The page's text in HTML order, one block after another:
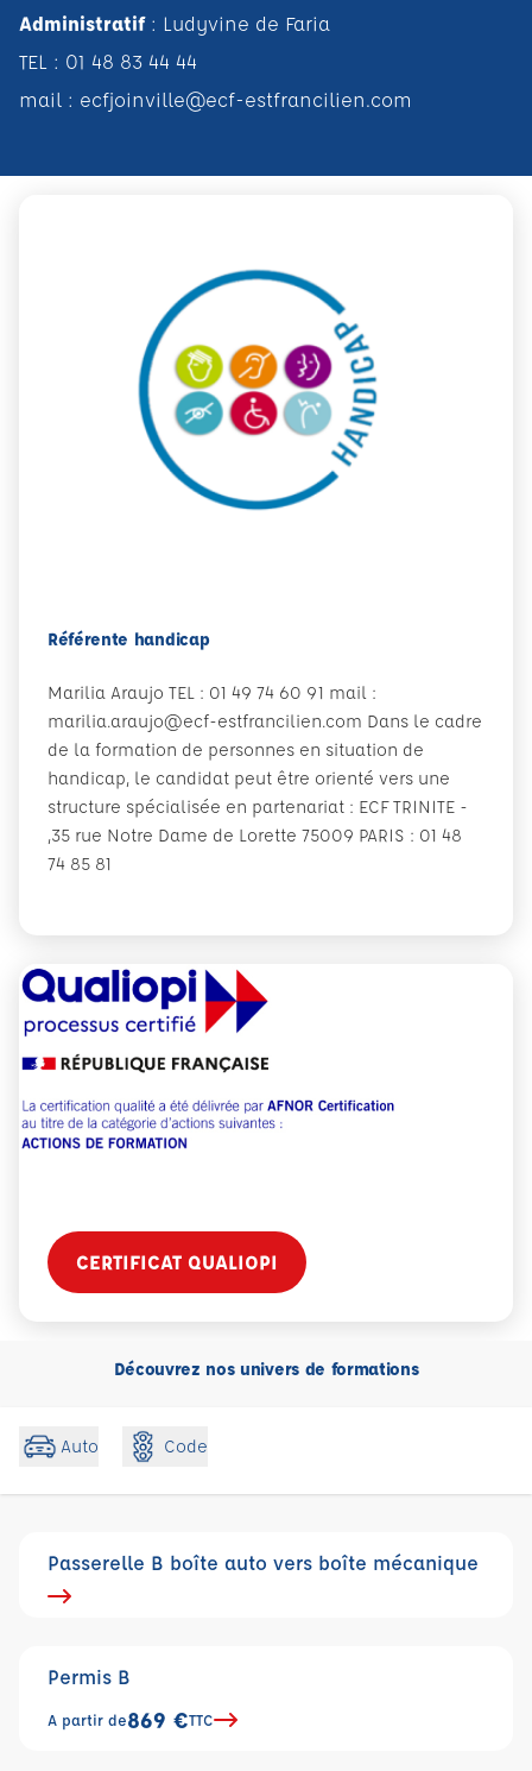
Administratif : Ludyvine de Faria
TEL : 01 48 83 44 44
mail : ecfjoinville@ecf-estfrancilien.com
Référente handicap
Marilia Araujo TEL : 01 49 74 60 91 mail :
marilia.araujo@ecf-estfrancilien.com Dans le cadre
de la formation de personnes en situation de
handicap, le candidat peut être orienté vers une
structure spécialisée en partenariat : ECF TRINITE -
,35 rue Notre Dame de Lorette 75009 PARIS : 01 48
74 85 81
CERTIFICAT QUALIOPI
Découvrez nos univers de formations
Auto Code
Passerelle B boîte auto vers boîte mécanique
Permis B
A partir de869 €TTC